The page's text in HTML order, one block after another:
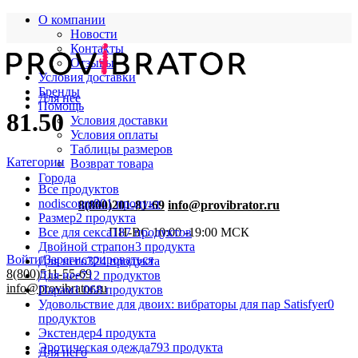
О компании
Новости
Контакты
Отзывы
Условия доставки
Бренды
Помощь
Условия доставки
Условия оплаты
Таблицы размеров
Возврат товара
Города
8(800)201-81-69 info@provibrator.ru
ПН-ВС 10:00 -19:00 МСК
Войти/Зарегистрироваться
8(800)511-55-69
info@provibrator.ru
Для нее
Для него
81.50
Категории
Все продуктов
nodiscount801 продукт
Размер2 продукта
Все для секса187 продуктов
Двойной страпон3 продукта
Для него324 продукта
Для нее712 продуктов
Парам1 068 продуктов
Удовольствие для двоих: вибраторы для пар Satisfyer0
продуктов
Экстендер4 продукта
Эротическая одежда793 продукта